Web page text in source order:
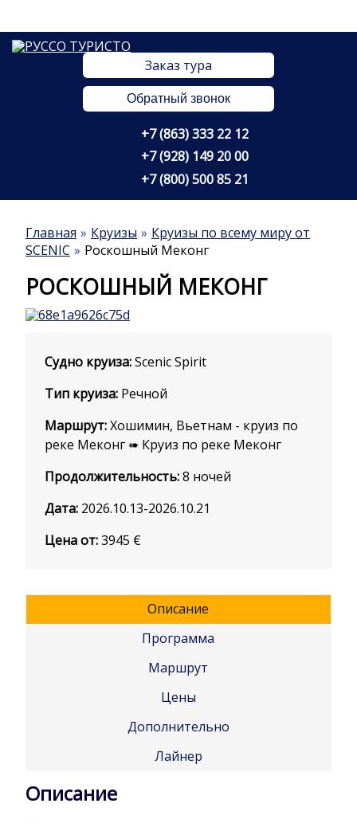
Заказ тура
Обратный звонок
+7 (863) 333 22 12
+7 (928) 149 20 00
+7 (800) 500 85 21
Главная Круизы
Круизы по всему миру от
SCENIC
Роскошный Меконг
РОСКОШНЫЙ МЕКОНГ
Судно круиза:Scenic Spirit
Тип круиза: Речной
Маршрут:Хошимин, Вьетнам - круиз по
реке Меконг ➠ Круиз по реке Меконг
Продолжительность:8 ночей
Дата: 2026.10.13-2026.10.21
Цена от:3945 €
Описание
Программа
Маршрут
Цены
Дополнительно
Лайнер
Описание